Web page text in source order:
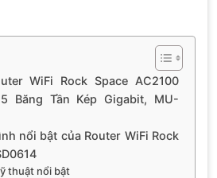
WiFi Rock Space AC2100
Băng Tần Kép Gigabit, MU-
nổi bật của Router WiFi Rock
thuật nổi bật